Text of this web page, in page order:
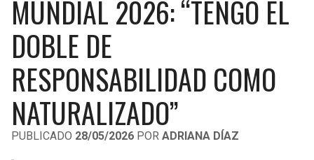
LIGA DE EXPANSIÓN MX
LEAGUES CUP
UEFA EUROPA LEAGUE
UEFA CONFERENCE LEAGUE
MLS
COPA LIBERTADORES
COPA SUDAMERICANA
RAIDERS
CHARGERS
RAVENS
CAVALIERS
PISTONS
PACERS
MUNDIAL 2026: “TENGO EL
DOBLE DE
RESPONSABILIDAD COMO
NATURALIZADO”
PUBLICADO 28/05/2026 POR ADRIANA DÍAZ